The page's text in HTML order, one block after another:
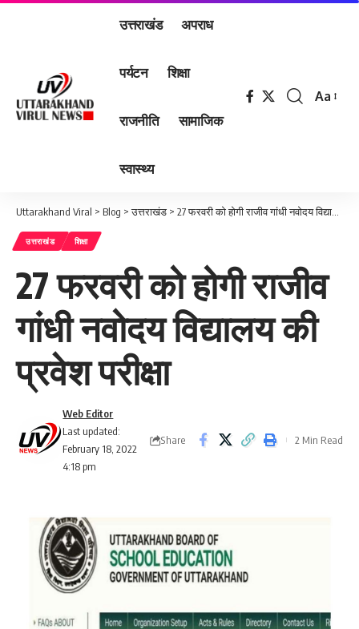
उत्तराखंड अपराध
पर्यटन शिक्षा
राजनीति सामाजिक
स्वास्थ्य
Font
Aa
Uttarakhand Viral > Blog >उत्तराखंड > 27 फरवरी को होगी राजीव गांधी नवोदय विद्यालय की प्रवेश परीक्षा
उत्तराखंड शिक्षा
27 फरवरी को होगी राजीव
गांधी नवोदय विद्यालय की
प्रवेश परीक्षा
Last updated:
February 18, 2022
4:18 pm
Web Editor
Share 2 Min Read